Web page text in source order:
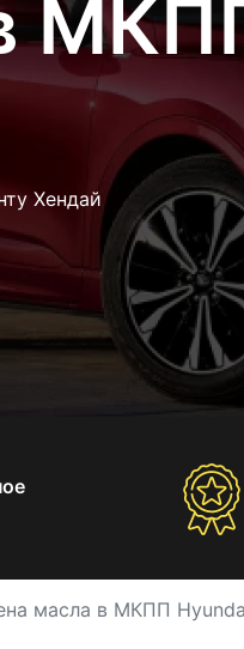
Хендай
масла в МКПП